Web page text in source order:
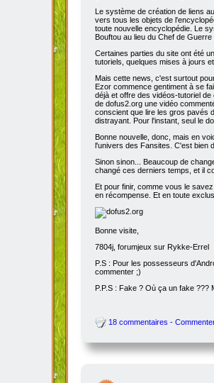
Le système de création de liens
vers tous les objets de
toute nouvelle encyclopédie. Le
Bouftou au lieu du Chef de
Certaines parties du site ont été
tutoriels, quelques mises à jours
Mais cette news, c'est surtout
Ezor commence gentiment à se
déjà et offre des vidéos-tutoriel
de dofus2.org une vidéo
conscient que lire les gros pavés
distrayant. Pour l'instant, seul le
Bonne nouvelle, donc, mais en
l'univers des Fansites. C'est bien
Sinon sinon... Beaucoup de
changé ces derniers temps, et il
Et pour finir, comme vous le
en récompense. Et en toute
Bonne visite,
7804j, forumjeux sur Rykke-Errel
P.S : Pour les possesseurs
commenter ;)
P.P.S : Fake ? Où ça un fake ???
18 commentaires -